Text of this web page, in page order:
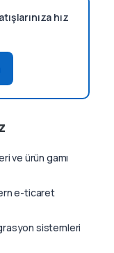
hız
ve ürün gamı
e-ticaret
sistemleri